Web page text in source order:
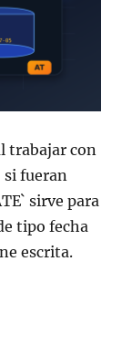
trabajar con
si fueran
sirve para
tipo fecha
escrita.